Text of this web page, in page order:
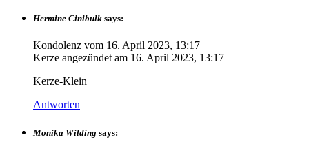
Hermine Cinibulk says:
Kondolenz vom 16. April 2023, 13:17
Kerze angezündet am 16. April 2023, 13:17
Kerze-Klein
Antworten
Monika Wilding says: